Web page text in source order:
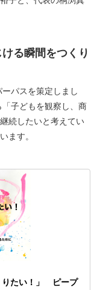
る瞬間をつくり
パスを策定しまし
子どもを観察し、商
続したいと考えてい
ます。
りたい！」　ピープ